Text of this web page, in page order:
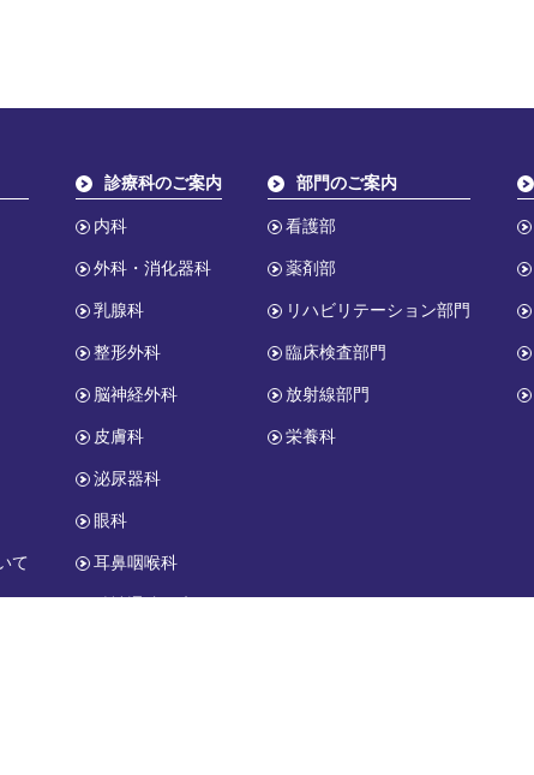
て
診療科のご案内
内科
外科・消化器科
乳腺科
整形外科
脳神経外科
皮膚科
泌尿器科
眼科
耳鼻咽喉科
部門のご案内
看護部
薬剤部
リハビリテーション部門
臨床検査部門
放射線部門
栄養科